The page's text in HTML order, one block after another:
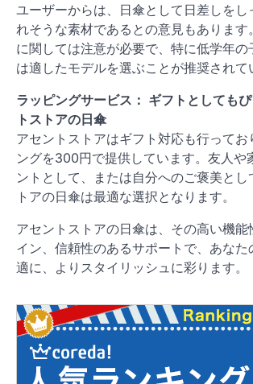
ユーザーからは、日傘として日差しをし
れそうな素材であるとの意見もあります
に関しては注意が必要で、特に低学年の
は適したモデルを選ぶことが推奨されて
ラッピングサービス： ギフトとしても
トストアの日傘
アセントストアはギフト対応も行って
ングを300円で提供しています。友人や
ントとして、または自分へのご褒美とし
トアの日傘は最適な選択となります。
アセントストアの日傘は、その高い機
イン、信頼性のあるサポートで、あな
適に、よりスタイリッシュに彩ります。